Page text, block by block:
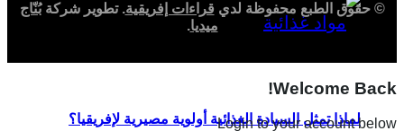
لماذا تمثل السيادة الغذائية أولوية مصيرية لإفريقيا؟
© حقوق الطبع محفوظة لدي قراءات إفريقية. تطوير شركةبُنّاج
ميديا.
Welcome Back!
Login to your account below